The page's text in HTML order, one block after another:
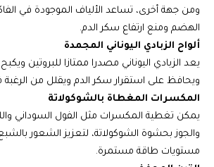
ومن جهة أخرى، تساعد الألياف الموجودة في
الهضم ومنع ارتفاع سكر الدم.
ألواح الزبادي اليوناني المجمدة
يعد الزبادي اليوناني مصدرا ممتازا للبروتين
ويحافظ على استقرار سكر الدم ويقلل من الرغبة
المكسرات المغطاة بالشوكولاتة
يمكن تغطية المكسرات مثل الفول السوداني
والجوز بحشوة الشوكولاتة، لتعزيز الشعور
مستويات طاقة مستمرة.